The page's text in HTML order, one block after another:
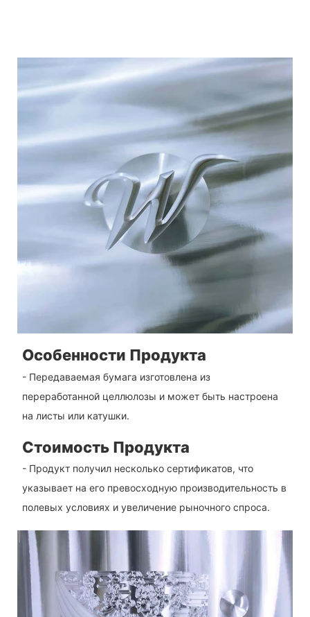
Особенности Продукта
- Передаваемая бумага изготовлена ​​из
переработанной целлюлозы и может быть настроена
на листы или катушки.
Стоимость Продукта
- Продукт получил несколько сертификатов, что
указывает на его превосходную производительность в
полевых условиях и увеличение рыночного спроса.